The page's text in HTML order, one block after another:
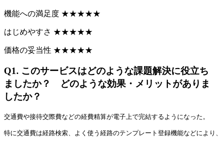
機能への満足度 ★★★★★
はじめやすさ ★★★★★
価格の妥当性 ★★★★★
Q1. このサービスはどのような課題解決に役立ち
ましたか？ どのような効果・メリットがありま
したか？
交通費や接待交際費などの経費精算が電子上で完結するようになった。
特に交通費は経路検索、よく使う経路のテンプレート登録機能などにより